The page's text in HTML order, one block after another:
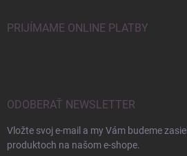
PRIJÍMAME ONLINE PLATBY
ODOBERAŤ NEWSLETTER
Vložte svoj e-mail a my Vám budeme
produktoch na našom e-shope.